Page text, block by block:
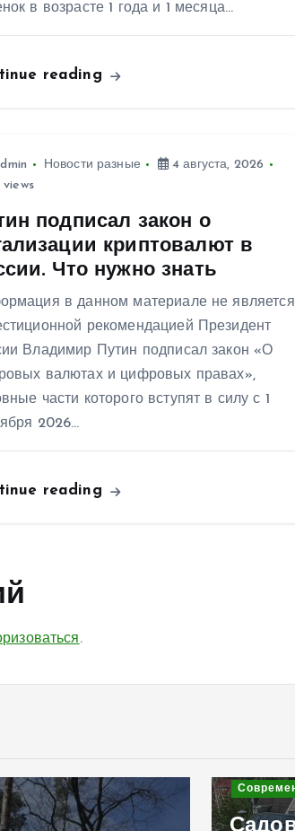
в возрасте 1 года и 1 месяца…
reading
Новости разные
4 августа, 2026
views
подписал закон о
криптовалют в
Что нужно знать
в данном материале не является
рекомендацией Президент
Владимир Путин подписал закон «О
валютах и цифровых правах»,
части которого вступят в силу с 1
2026…
reading
.
строительство